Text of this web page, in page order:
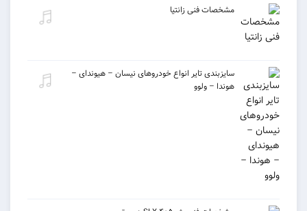
مشخصات فنی زانتیا
سایزبندی تایر انواع خودروهای نیسان – هیوندای –
هوندا – ولوو